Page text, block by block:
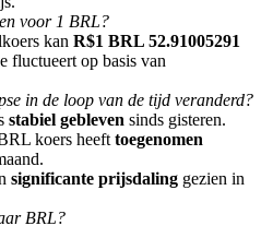
beloningen te ontvangen
voor 1 BRL?
kan R$1 BRL 52.91005291
fluctueert op basis van
in de loop van de tijd veranderd?
stabiel gebleven sinds gisteren.
koers heeft toegenomen
significante prijsdaling gezien in
BRL?